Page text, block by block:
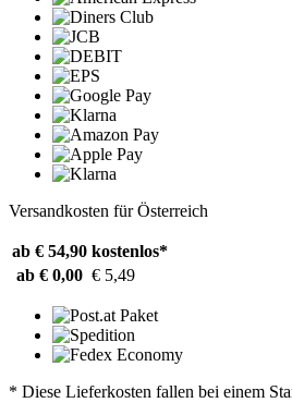
Versandkosten für Österreich
ab € 54,90 kostenlos*
ab € 0,00 € 5,49
* Diese Lieferkosten fallen bei einem